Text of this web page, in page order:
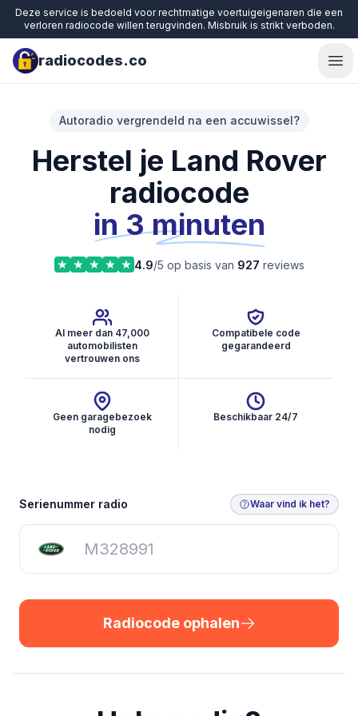
Deze service is bedoeld voor rechtmatige voertuigeigenaren die een
verloren radiocode willen terugvinden. Misbruik is strikt verboden.
radiocodes.co
Autoradio vergrendeld na een accuwissel?
Herstel je Land Rover
radiocode
in 3 minuten
4.9/5 op basis van 927 reviews
Al meer dan 47,000
automobilisten
vertrouwen ons
Compatibele code
gegarandeerd
Geen garagebezoek
nodig
Beschikbaar 24/7
Radiocode ophalen
Serienummer radio Waar vind ik het?
Radiocode ophalen